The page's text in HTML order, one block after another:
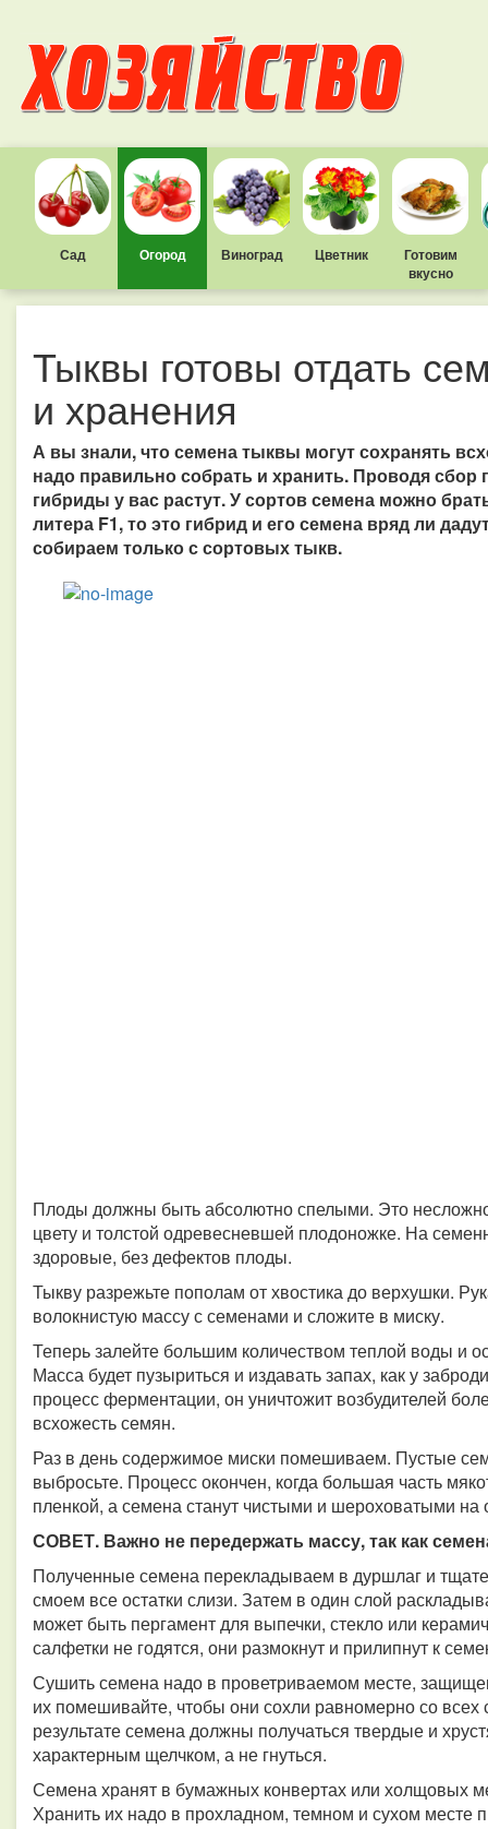
Сад Огород Виноград Цветник
Готовим
вкусно
Тыквы готовы отдать
и хранения
А вы знали, что семена тыквы могут сохранять
надо правильно собрать и хранить. Проводя сбор
гибриды у вас растут. У сортов семена можно
литера F1, то это гибрид и его семена вряд ли
собираем только с сортовых тыкв.
Плоды должны быть абсолютно спелыми. Это
цвету и толстой одревесневшей плодоножке. На
здоровые, без дефектов плоды.
Тыкву разрежьте пополам от хвостика до верхушки.
волокнистую массу с семенами и сложите в миску.
Теперь залейте большим количеством теплой воды и
Масса будет пузыриться и издавать запах, как у
процесс ферментации, он уничтожит возбудителей
всхожесть семян.
Раз в день содержимое миски помешиваем. Пустые
выбросьте. Процесс окончен, когда большая часть
пленкой, а семена станут чистыми и шероховатыми на
СОВЕТ. Важно не передержать массу, так как
Полученные семена перекладываем в дуршлаг и
смоем все остатки слизи. Затем в один слой
может быть пергамент для выпечки, стекло или
салфетки не годятся, они размокнут и прилипнут к
Сушить семена надо в проветриваемом месте,
их помешивайте, чтобы они сохли равномерно со
результате семена должны получаться твердые и
характерным щелчком, а не гнуться.
Семена хранят в бумажных конвертах или холщовых
Хранить их надо в прохладном, темном и сухом месте